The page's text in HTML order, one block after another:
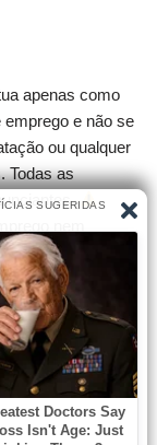
apenas como
emprego e não se
ou qualquer
Todas as
de